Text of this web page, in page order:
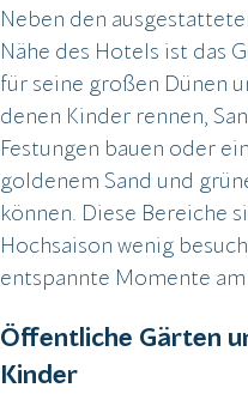
Neben den
Nähe des Hotels ist das
für seine großen Dünen
denen Kinder rennen,
Festungen bauen oder
goldenem Sand und
können. Diese Bereiche
Hochsaison wenig
entspannte Momente
Öffentliche Gärten
Kinder